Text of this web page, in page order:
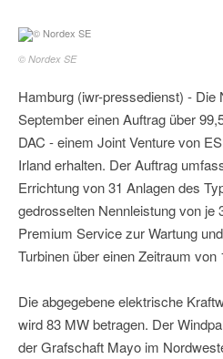
© Nordex SE
Hamburg (iwr-pressedienst) - Die
September einen Auftrag über
DAC - einem Joint Venture von
Irland erhalten. Der Auftrag
Errichtung von 31 Anlagen des
gedrosselten Nennleistung von je
Premium Service zur Wartung
Turbinen über einen Zeitraum von
Die abgegebene elektrische
wird 83 MW betragen. Der
der Grafschaft Mayo im